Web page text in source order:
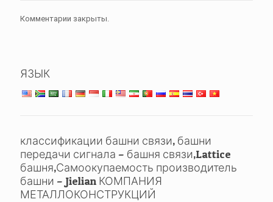
Комментарии закрыты.
ЯЗЫК
классификации башни связи, башни
передачи сигнала – башня связи,Lattice
башня,Самоокупаемость производитель
башни – Jielian КОМПАНИЯ
МЕТАЛЛОКОНСТРУКЦИЙ